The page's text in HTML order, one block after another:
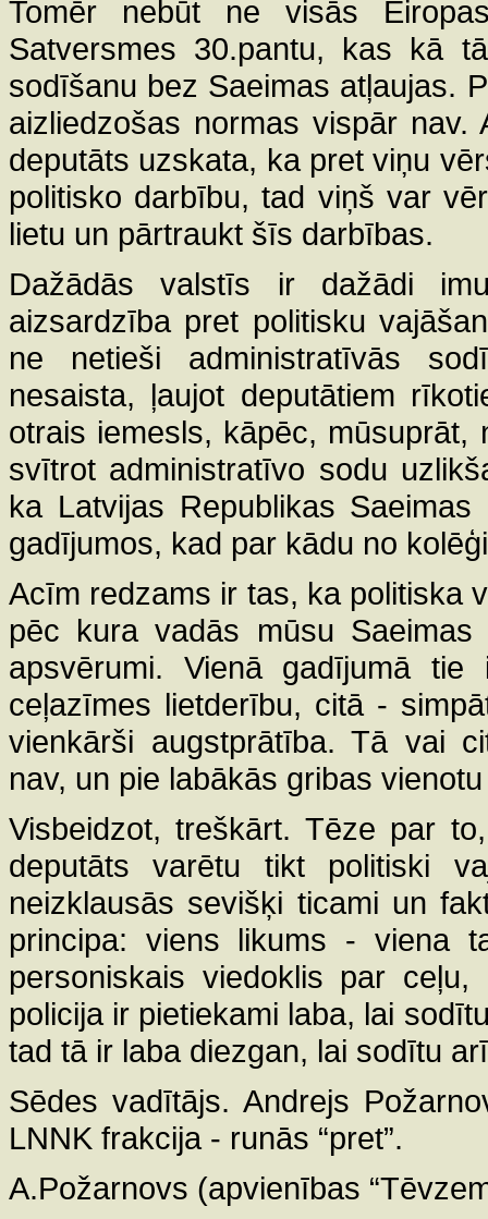
Tomēr nebūt ne visās
Satversmes 30.pantu, kas kā
sodīšanu bez Saeimas atļaujas.
aizliedzošas normas vispār
deputāts uzskata, ka pret viņu
politisko darbību, tad viņš var
lietu un pārtraukt šīs darbības.
Dažādās valstīs ir dažādi
aizsardzība pret politisku
ne netieši administratīvās
nesaista, ļaujot deputātiem
otrais iemesls, kāpēc, mūsuprāt,
svītrot administratīvo sodu
ka Latvijas Republikas
gadījumos, kad par kādu no
Acīm redzams ir tas, ka politiska
pēc kura vadās mūsu
apsvērumi. Vienā gadījumā
ceļazīmes lietderību, citā -
vienkārši augstprātība. Tā vai
nav, un pie labākās gribas
Visbeidzot, treškārt. Tēze par
deputāts varētu tikt politiski
neizklausās sevišķi ticami un
principa: viens likums - viena
personiskais viedoklis par
policija ir pietiekami laba, lai
tad tā ir laba diezgan, lai sodītu
Sēdes vadītājs. Andrejs
LNNK frakcija - runās “pret”.
A.Požarnovs (apvienības